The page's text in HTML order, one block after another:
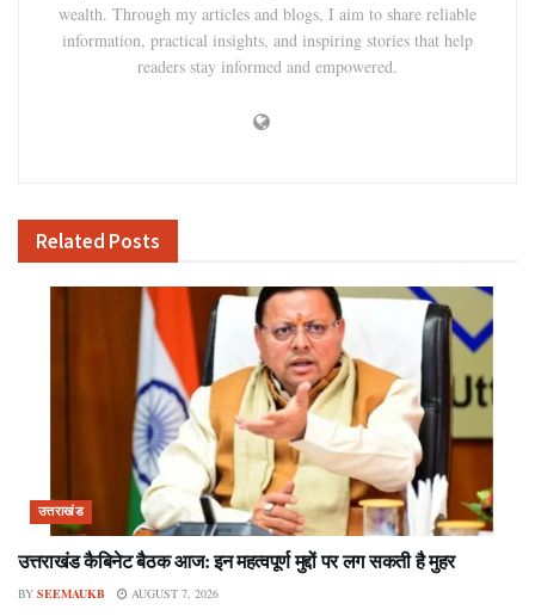
wealth. Through my articles and blogs, I aim to share reliable
information, practical insights, and inspiring stories that help
readers stay informed and empowered.
Related Posts
उत्तराखंड
उत्तराखंड कैबिनेट बैठक आज: इन महत्वपूर्ण मुद्दों पर लग सकती है मुहर
BY SEEMAUKB AUGUST 7, 2026